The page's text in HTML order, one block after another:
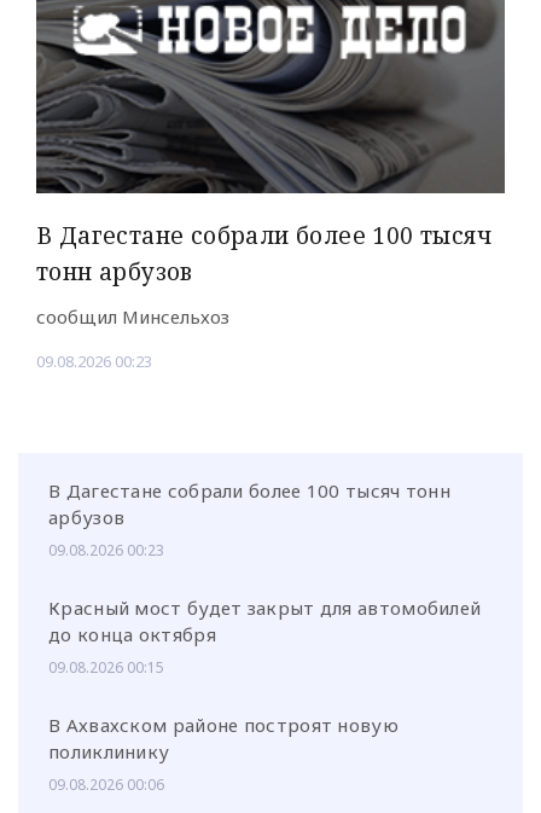
В Дагестане собрали более 100 тысяч
тонн арбузов
сообщил Минсельхоз
09.08.2026 00:23
В Дагестане собрали более 100 тысяч тонн
арбузов
09.08.2026 00:23
Красный мост будет закрыт для автомобилей
до конца октября
09.08.2026 00:15
В Ахвахском районе построят новую
поликлинику
09.08.2026 00:06